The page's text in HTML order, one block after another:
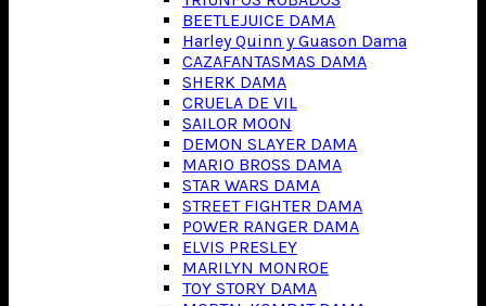
BEETLEJUICE DAMA
Harley Quinn y Guason Dama
CAZAFANTASMAS DAMA
SHERK DAMA
CRUELA DE VIL
SAILOR MOON
DEMON SLAYER DAMA
MARIO BROSS DAMA
STAR WARS DAMA
STREET FIGHTER DAMA
POWER RANGER DAMA
ELVIS PRESLEY
MARILYN MONROE
TOY STORY DAMA